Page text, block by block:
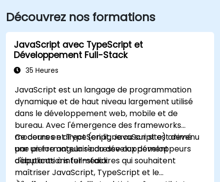
Découvrez nos formations
JavaScript avec TypeScript et
Développement Full-Stack
35 Heures
JavaScript est un langage de programmation
dynamique et de haut niveau largement utilisé
dans le développement web, mobile et de
bureau. Avec l'émergence des frameworks
modernes et TypeScript, JavaScript est devenu
une pierre angulaire du développement
d'applications full-stack.
Ce cours en direct (en ligne ou sur site) animé
par un formateur s'adresse aux développeurs
débutants à intermédiaires qui souhaitent
maîtriser JavaScript, TypeScript et le